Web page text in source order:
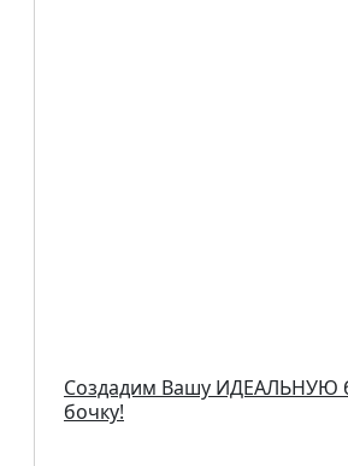
Создадим Вашу ИДЕАЛЬНУЮ
бочку!